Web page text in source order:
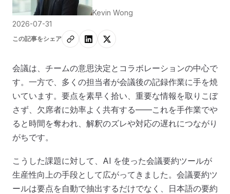
Kevin Wong
2026-07-31
この記事をシェア
会議は、チームの意思決定とコラボレーションの中心で
す。一方で、多くの担当者が会議後の記録作業に手を焼
いています。要点を素早く拾い、重要な情報を取りこぼ
さず、欠席者に効率よく共有する——これを手作業でや
ると時間を奪われ、解釈のズレや対応の遅れにつながり
がちです。
こうした課題に対して、AI を使った会議要約ツールが
生産性向上の手段として広がってきました。会議要約ツ
ールは要点を自動で抽出するだけでなく、日本語の要約